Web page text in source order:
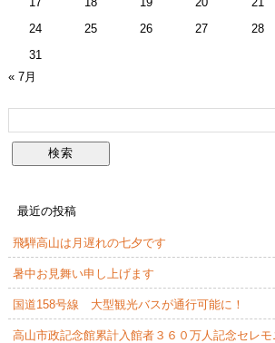
24
25 26 27 28
31
« 7月
最近の投稿
飛騨高山は月遅れの七夕です
暑中お見舞い申し上げます
国道158号線 大型観光バスが通行可能に！
高山市政記念館累計入館者３６０万人記念セレモ